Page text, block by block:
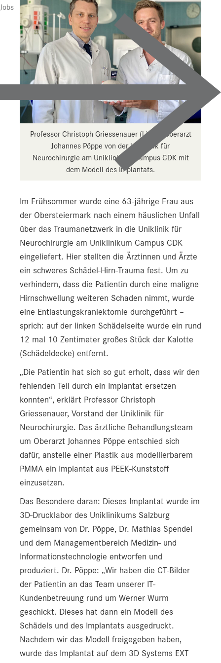
Jobs
Professor Christoph Griessenauer (l.) und Oberarzt
Johannes Pöppe von der Uniklinik für
Neurochirurgie am Uniklinikum Campus CDK mit
dem Modell des Implantats.
Im Frühsommer wurde eine 63-jährige Frau aus
der Obersteiermark nach einem häuslichen Unfall
über das Traumanetzwerk in die Uniklinik für
Neurochirurgie am Uniklinikum Campus CDK
eingeliefert. Hier stellten die Ärztinnen und Ärzte
ein schweres Schädel-Hirn-Trauma fest. Um zu
verhindern, dass die Patientin durch eine maligne
Hirnschwellung weiteren Schaden nimmt, wurde
eine Entlastungskraniektomie durchgeführt –
sprich: auf der linken Schädelseite wurde ein rund
12 mal 10 Zentimeter großes Stück der Kalotte
(Schädeldecke) entfernt.
„Die Patientin hat sich so gut erholt, dass wir den
fehlenden Teil durch ein Implantat ersetzen
konnten“, erklärt Professor Christoph
Griessenauer, Vorstand der Uniklinik für
Neurochirurgie. Das ärztliche Behandlungsteam
um Oberarzt Johannes Pöppe entschied sich
dafür, anstelle einer Plastik aus modellierbarem
PMMA ein Implantat aus PEEK-Kunststoff
einzusetzen.
Das Besondere daran: Dieses Implantat wurde im
3D-Drucklabor des Uniklinikums Salzburg
gemeinsam von Dr. Pöppe, Dr. Mathias Spendel
und dem Managementbereich Medizin- und
Informationstechnologie entworfen und
produziert. Dr. Pöppe: „Wir haben die CT-Bilder
der Patientin an das Team unserer IT-
Kundenbetreuung rund um Werner Wurm
geschickt. Dieses hat dann ein Modell des
Schädels und des Implantats ausgedruckt.
Nachdem wir das Modell freigegeben haben,
wurde das Implantat auf dem 3D Systems EXT